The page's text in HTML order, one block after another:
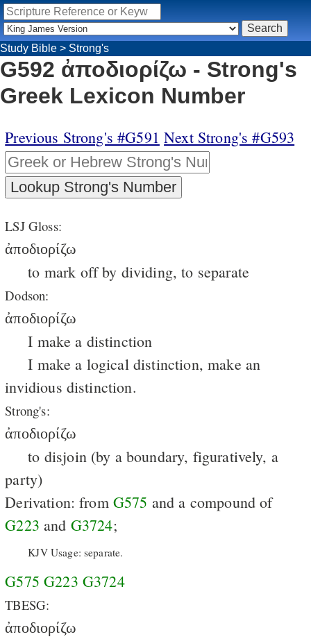
Study Bible > Strong's
G592 ἀποδιορίζω - Strong's
Greek Lexicon Number
Previous Strong's #G591 Next Strong's #G593
LSJ Gloss:
ἀποδιορίζω
to mark off by dividing, to separate
Dodson:
ἀποδιορίζω
I make a distinction
I make a logical distinction, make an
invidious distinction.
Strong's:
ἀποδιορίζω
to disjoin (by a boundary, figuratively, a
party)
Derivation: from G575 and a compound of
G223 and G3724;
KJV Usage: separate.
G575 G223 G3724
TBESG:
ἀποδιορίζω